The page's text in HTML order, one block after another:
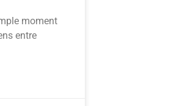
moment
entre